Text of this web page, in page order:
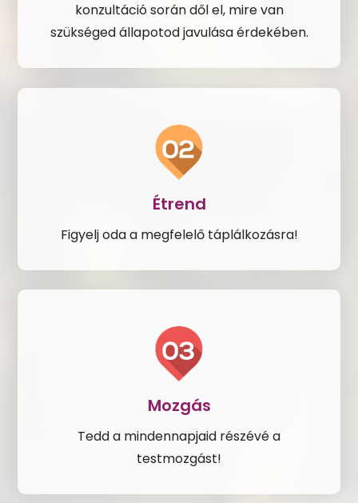
konzultáció során dől el, mire van
szükséged állapotod javulása érdekében.
Étrend
Figyelj oda a megfelelő táplálkozásra!
Mozgás
Tedd a mindennapjaid részévé a
testmozgást!